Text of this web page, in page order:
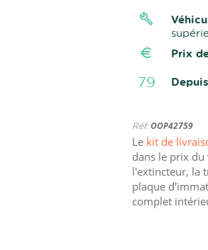
Prix
79
Réf:OOP42759
Le kit de
dans le prix
l'extincteur, la
plaque
complet